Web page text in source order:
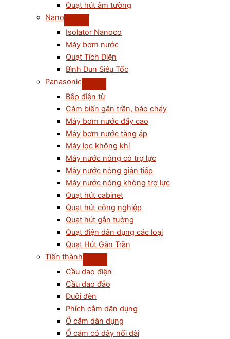
Quạt hút âm tường
Nano
Isolator Nanoco
Máy bơm nước
Quạt Tích Điện
Bình Đun Siêu Tốc
Panasonic
Bếp điện từ
Cám biến gắn trần, báo cháy
Máy bơm nước đẩy cao
Máy bơm nước tăng áp
Máy lọc không khí
Máy nước nóng có trợ lực
Máy nước nóng gián tiếp
Máy nước nóng không trợ lực
Quạt hút cabinet
Quạt hút công nghiệp
Quạt hút gắn tường
Quạt điện dân dụng các loại
Quạt Hút Gắn Trần
Tiến thành
Cầu dao điện
Cầu dao đảo
Đuôi đèn
Phích cắm dân dụng
Ổ cắm dân dụng
Ổ cắm có dây nối dài